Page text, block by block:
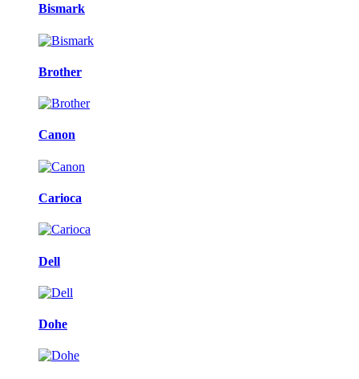
Bismark
Brother
Canon
Carioca
Dell
Dohe